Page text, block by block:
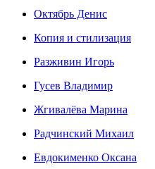
Октябрь Денис
Копия и стилизация
Разживин Игорь
Гусев Владимир
Жгивалёва Марина
Радчинский Михаил
Евдокименко Оксана